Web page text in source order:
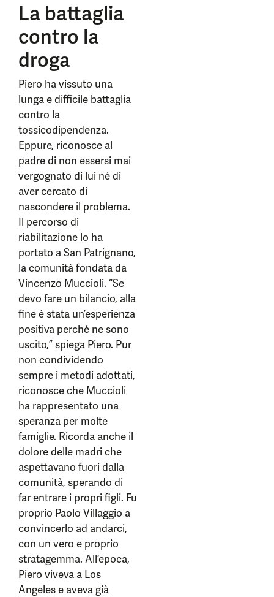
La battaglia
contro la
droga
Piero ha vissuto una
lunga e difficile battaglia
contro la
tossicodipendenza.
Eppure, riconosce al
padre di non essersi mai
vergognato di lui né di
aver cercato di
nascondere il problema.
Il percorso di
riabilitazione lo ha
portato a San Patrignano,
la comunità fondata da
Vincenzo Muccioli. “Se
devo fare un bilancio, alla
fine è stata un’esperienza
positiva perché ne sono
uscito,” spiega Piero. Pur
non condividendo
sempre i metodi adottati,
riconosce che Muccioli
ha rappresentato una
speranza per molte
famiglie. Ricorda anche il
dolore delle madri che
aspettavano fuori dalla
comunità, sperando di
far entrare i propri figli. Fu
proprio Paolo Villaggio a
convincerlo ad andarci,
con un vero e proprio
stratagemma. All’epoca,
Piero viveva a Los
Angeles e aveva già